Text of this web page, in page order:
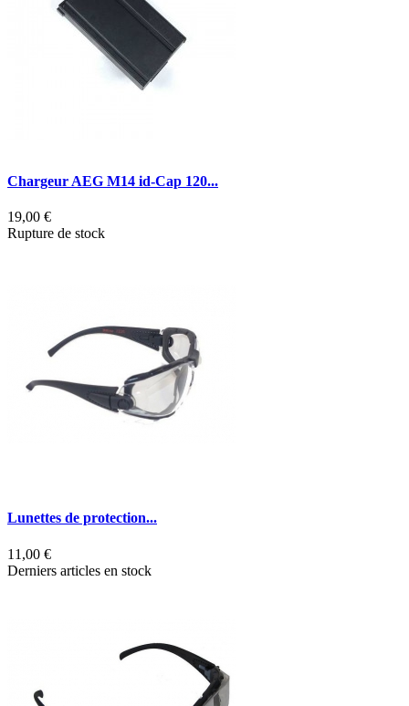
Chargeur AEG M14 id-Cap 120...
19,00 €
Rupture de stock
Lunettes de protection...
11,00 €
Derniers articles en stock